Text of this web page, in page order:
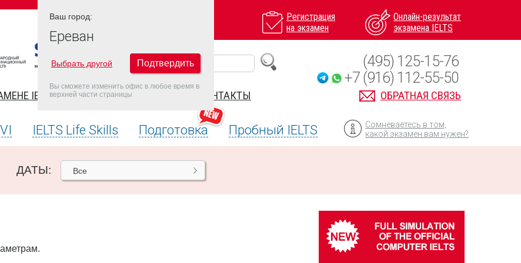
Регистрация
на экзамен
Онлайн-результат
экзамена IELTS
IELTS FAQ ДАТЫ IELTS 2026 КОНТАКТЫ ОБРАТНАЯ СВЯЗЬ
(495) 125-15-76
+7 (916) 112-55-50
IELTS Life Skills Подготовка Пробный IELTS
Сомневаетесь в том,
какой экзамен вам нужен?
ДАТЫ: Все
Ваш город:
Ереван
Выбрать другой Подтвердить
Вы сможете изменить офис в любое время в
верхней части страницы